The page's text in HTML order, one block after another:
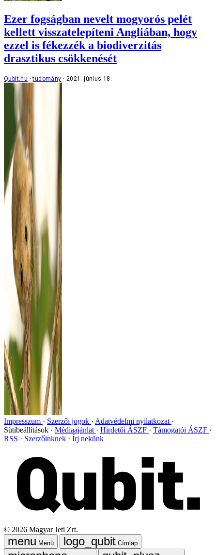
Ezer fogságban nevelt mogyorós pelét
kellett visszatelepíteni Angliában, hogy
ezzel is fékezzék a biodiverzitás
drasztikus csökkenését
Qubit.hu tudomány 2021. június 18.
Impresszum Szerzői jogok
Adatvédelmi nyilatkozat
Sütibeállítások
Médiaajánlat Hirdetői ÁSZF
Támogatói ÁSZF
RSS
Szerzőinknek Írj nekünk
© 2026 Magyar Jeti Zrt.
Menü
Címlap